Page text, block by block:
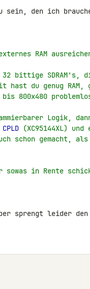
sein, den ich
RAM
bittige SDRAM's,
hast du genug RAM,
800x480
Logik,
CPLD (XC95144XL) und
schon gemacht,
sowas in Rente
sprengt leider den